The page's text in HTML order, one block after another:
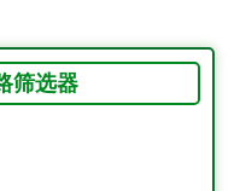
筛选器